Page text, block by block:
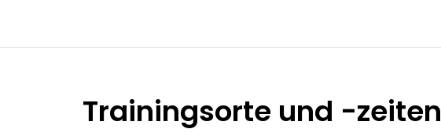
Trainingsorte und -zeiten